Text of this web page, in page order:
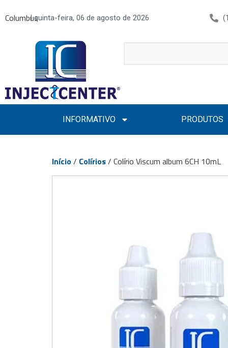
Columbus| quinta-feira, 06 de agosto de 2026
INFORMATIVO PRODUTOS
Início/ Colírios/ Colírio Viscum album 6CH 10mL